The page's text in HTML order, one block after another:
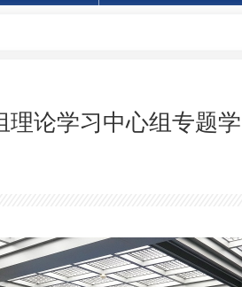
理论学习中心组专题